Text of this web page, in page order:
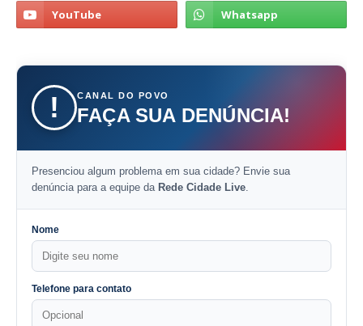
! CANAL DO POVO
FAÇA SUA DENÚNCIA!
Presenciou algum problema em sua cidade? Envie sua
denúncia para a equipe da Rede Cidade Live
Nome
Telefone para contato